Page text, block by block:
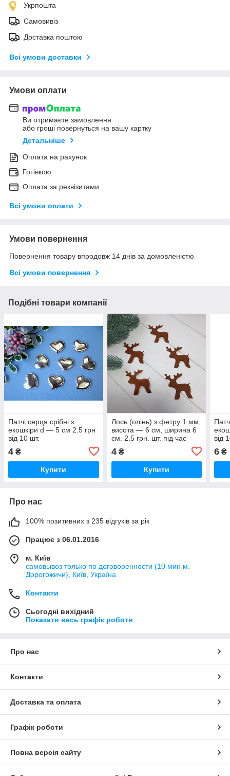
Укрпошта
Самовивіз
Доставка поштою
Всі умови доставки
Умови оплати
Ви отримаєте замовлення
або гроші повернуться на вашу картку
Детальніше
Оплата на рахунок
Готівкою
Оплата за реквізитами
Всі умови оплати
Умови повернення
Повернення товару впродовж 14 днів за домовленістю
Всі умови повернення
Подібні товари компанії
Патчі серця срібні з
екошкіри d — 5 см 2.5 грн
від 10 шт.
4 ₴
Купити
Лось (олінь) з фетру 1 мм,
висота — 6 см, ширина 6
см. 2.5 грн. шт. під час
4₴
Купити
від
6 ₴
Про нас
100% позитивних з 235 відгуків за рік
Працює з 06.01.2016
м. Київ
самовывоз только по договоренности (10 мин м.
Дорогожичи), Київ, Україна
Контакти
Сьогодні вихідний
Показати весь графік роботи
Про нас
Контакти
Доставка та оплата
Графік роботи
Повна версія сайту